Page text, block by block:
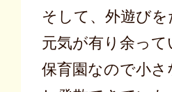
そして、外遊び
元気が有り余っ
保育園なので小